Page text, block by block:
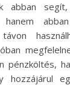
abban
hanem
pénzköltés,
hozzájárul